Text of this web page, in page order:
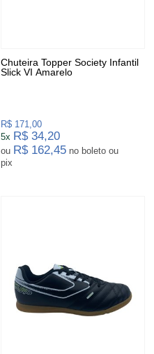
Chuteira Topper Society Infantil
Slick VI Amarelo
R$ 171,00
5x R$ 34,20
ou R$ 162,45 no boleto ou
pix